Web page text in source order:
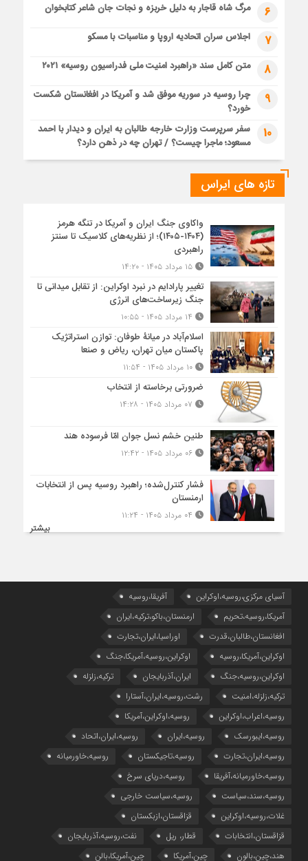
6 مرگ شاه قاجار به دلیل خربزه و نجات جان شاعر کتابخوان
7 اجلاس سران اتحادیه اروپا و مناسبات با مسکو
8 متن کامل سند «راهبرد امنیت ملی فدراسیون روسیه» ۲۰۲۱
9
چرا روسیه در سوریه موفق شد و آمریکا در افغانستان شکست
خورد؟
10
سفر سرپرست وزارت خارجه طالبان به ایران و دیدار با احمد
مسعود؛ ماجرا چیست؟ / تهران چه در ذهن دارد؟
تازه های ایراس
واکاوی جنگ ایران و آمریکا در تنگه هرمز
(۱۴۰۴-۱۴۰۵)؛ از نظریه‌های کلاسیک تا سنتز
راهبردی
۱۵ مرداد ۱۴۰۵ - ۱۴:۲۰
تغییر پارادایم در نبرد اوکراین: از تقابل میدانی تا
جنگ زیرساخت‌های انرژی
اسلام‌آباد در میانۀ طوفان: توازن استراتژیک
پاکستان میان تهران، ریاض و صنعا
۱۰ مرداد ۱۴۰۵ - ۱۱:۵۴
ضرورتی برخاسته از انتخاب
طنین خشم نسل جوان امّا فرسوده هند
۰۶ مرداد ۱۴۰۵ - ۱۲:۴۲
فشار کنترل‌شده؛ راهبرد روسیه پس از انتخابات
ارمنستان
بیشتر
آسیای مرکزی،روسیه،اوکراین
آفریقا،روسیه
آمریکا،روسیه،تحریم
ارمنستان،باکو،ترکیه،ایران
افغانستان،طالبان،قدرت
اوراسیا،ایران،تجارت
اوکراین،آمریکا،روسیه
اوکراین،روسیه،آمریکا،جنگ
اوکراین،روسیه،جنگ
ایران،آذربایجان
ترکیه،زلزله
ترکیه،زلزله،امنیت
رشت،روسیه،ایران،آستارا
روسیه،اعراب،اوکراین
روسیه،اوکراین،آمریکا
روسیه،ایبورسک
روسیه،ایران
روسیه،ایران،اتحاد
روسیه،ایران،تجارت
روسیه،تاجیکستان
روسیه،خاورمیانه
روسیه،خاورمیانه،آفریقا
روسیه،دریای سرخ
روسیه،سند،سیاست
روسیه،سیاست خارجی
غلات،روسیه،اوکراین
قزاقستان،ازبکستان
قزاقستان،انتخابات
قطار، ریل
نفت،روسیه،آذربایجان
هند،چین،بالون
چین،آمریکا چین،آمریکا،بالن